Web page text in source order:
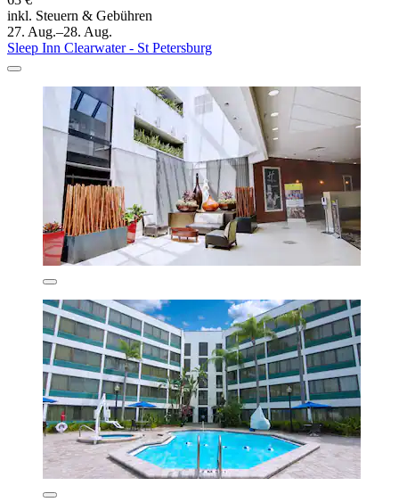
inkl. Steuern & Gebühren
27. Aug.–28. Aug.
Sleep Inn Clearwater - St Petersburg